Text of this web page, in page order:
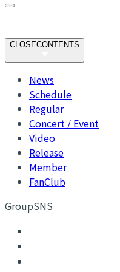
CLOSECONTENTS
News
Schedule
Regular
Concert / Event
Video
Release
Member
FanClub
GroupSNS